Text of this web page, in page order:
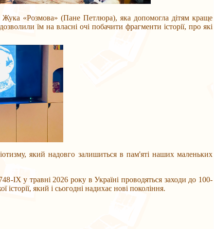
«Розмова» (Пане Петлюра), яка допомогла дітям краще
їм на власні очі побачити фрагменти історії, про які
який надовго залишиться в пам'яті наших маленьких
IX у травні 2026 року в Україні проводяться заходи до 100-
який і сьогодні надихає нові покоління.